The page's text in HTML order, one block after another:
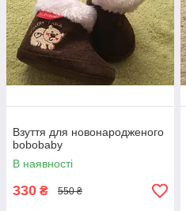
Взуття для новонародженого
bobobaby
В наявності
330 ₴ 550 ₴